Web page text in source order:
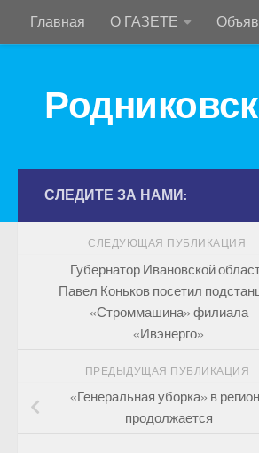
Перейти к содержимому
Главная О ГАЗЕТЕ
СЛЕДИТЕ ЗА НАМИ:
СЛЕДУЮЩАЯ ПУБЛИКАЦИЯ
Губернатор Ивановской
Павел Коньков посетил
«Строммашина» филиала
«Ивэнерго»
ПРЕДЫДУЩАЯ ПУБЛИКАЦИЯ
«Генеральная уборка» в
продолжается